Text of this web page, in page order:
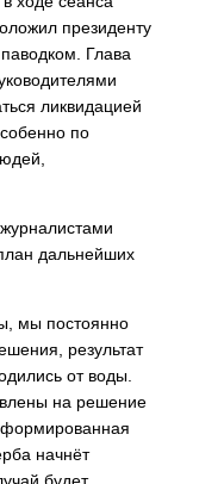
президенту
Глава
ликвидацией
по
дальнейших
мы постоянно
результат
от воды.
на реше­ние
начнёт